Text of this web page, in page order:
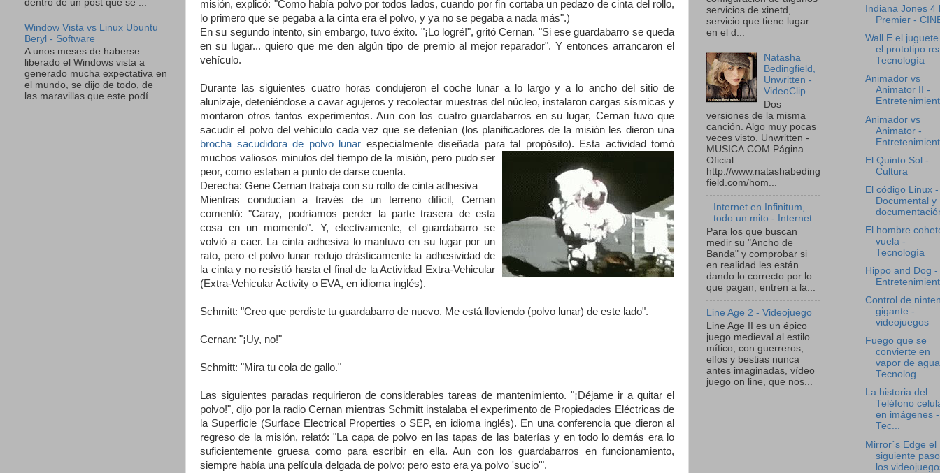
misión, explicó: "Como había polvo por todos lados, cuando por fin cortaba un pedazo de cinta del rollo,
lo primero que se pegaba a la cinta era el polvo, y ya no se pegaba a nada más".)
En su segundo intento, sin embargo, tuvo éxito. "¡Lo logré!", gritó Cernan. "Si ese guardabarro se queda
en su lugar... quiero que me den algún tipo de premio al mejor reparador". Y entonces arrancaron el
vehículo.
Durante las siguientes cuatro horas condujeron el coche lunar a lo largo y a lo ancho del sitio de
alunizaje, deteniéndose a cavar agujeros y recolectar muestras del núcleo, instalaron cargas sísmicas y
montaron otros tantos experimentos. Aun con los cuatro guardabarros en su lugar, Cernan tuvo que
sacudir el polvo del vehículo cada vez que se detenían (los planificadores de la misión les dieron una
brocha sacudidora de polvo lunar especialmente diseñada para tal propósito). Esta actividad tomó
muchos valiosos minutos del tiempode la misión, pero pudo ser
peor, como estaban a punto de darse cuenta.
Derecha: Gene Cernan trabaja con su rollo de cinta adhesiva
Mientras conducían a través de un terreno difícil, Cernan
comentó: "Caray, podríamos perder la parte trasera de esta
cosa en un momento". Y, efectivamente, el guardabarro se
volvió a caer. La cinta adhesiva lo mantuvo en su lugar por un
rato, pero el polvo lunar redujo drásticamente la adhesividad de
la cinta y no resistió hasta el final de la Actividad Extra-Vehicular
(Extra-Vehicular Activity o EVA, en idioma inglés).
Schmitt: "Creo que perdiste tu guardabarro de nuevo. Me está lloviendo (polvo lunar) de este lado".
Cernan: "¡Uy, no!"
Schmitt: "Mira tu cola de gallo."
Las siguientes paradas requirieron de considerables tareas de mantenimiento. "¡Déjame ir a quitar el
polvo!", dijo por la radio Cernan mientras Schmitt instalaba el experimento de Propiedades Eléctricas de
la Superficie (Surface Electrical Properties o SEP, en idioma inglés). En una conferencia que dieron al
regreso de la misión, relató: "La capa de polvo en las tapas de las baterías y en todo lo demás era lo
suficientemente gruesa como para escribir en ella. Aun con los guardabarros en funcionamiento,
siempre había una película delgada de polvo; pero esto era ya polvo 'sucio'".
dentro de un post que se ...
Window Vista vs Linux Ubuntu
Beryl - Software
A unos meses de haberse
liberado el Windows vista a
generado mucha expectativa en
el mundo, se dijo de todo, de
las maravillas que este podí...
servicios de xinetd,
servicio que tiene lugar
en el d...
Natasha
Bedingfield,
Unwritten -
VideoClip
Dos
versiones de la misma
canción. Algo muy pocas
veces visto. Unwritten -
MUSICA.COM Página
Oficial:
http://www.natashabeding
field.com/hom...
Internet en Infinitum,
todo un mito - Internet
Para los que buscan
medir su "Ancho de
Banda" y comprobar si
en realidad les están
dando lo correcto por lo
que pagan, entren a la...
Line Age 2 - Videojuego
Line Age II es un épico
juego medieval al estilo
mítico, con guerreros,
elfos y bestias nunca
antes imaginadas, vídeo
juego on line, que nos...
Indiana Jones 4
Premier -
Wall E el
el prototipo
Tecnología
Animador vs
Animator II -
Animador vs
Animator -
El Quinto Sol -
Cultura
El código Linux -
Documental y
El hombre
vuela -
Tecnología
Hippo and Dog -
Control de
gigante -
videojuegos
Fuego que se
convierte en
vapor de
Tecnolog...
La historia del
Teléfono
en imágenes -
Tec...
Mirror´s Edge el
siguiente
los